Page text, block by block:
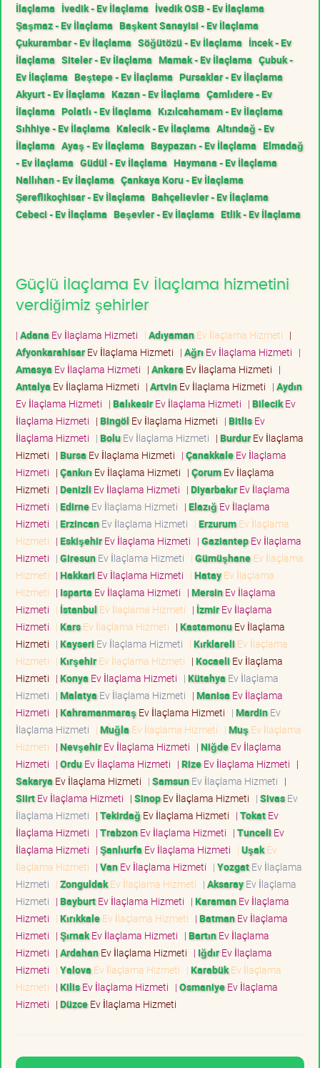
İlaçlama İvedik - Ev İlaçlama İvedik OSB - Ev İlaçlama
Şaşmaz - Ev İlaçlama Başkent Sanayisi - Ev İlaçlama
Çukurambar - Ev İlaçlama Söğütözü - Ev İlaçlama İncek - Ev
İlaçlama Siteler - Ev İlaçlama Mamak - Ev İlaçlama Çubuk -
Ev İlaçlama Beştepe - Ev İlaçlama Pursaklar - Ev İlaçlama
Akyurt - Ev İlaçlama Kazan - Ev İlaçlama Çamlıdere - Ev
İlaçlama Polatlı - Ev İlaçlama Kızılcahamam - Ev İlaçlama
Sıhhiye - Ev İlaçlama Kalecik - Ev İlaçlama Altındağ - Ev
İlaçlama Ayaş - Ev İlaçlama Baypazarı - Ev İlaçlama Elmadağ
- Ev İlaçlama Güdül - Ev İlaçlama Haymana - Ev İlaçlama
Nallıhan - Ev İlaçlama Çankaya Koru - Ev İlaçlama
Şereflikoçhisar - Ev İlaçlama Bahçelievler - Ev İlaçlama
Cebeci - Ev İlaçlama Beşevler - Ev İlaçlama Etlik - Ev İlaçlama
Güçlü İlaçlama Ev İlaçlama hizmetini
verdiğimiz şehirler
| Adana Ev İlaçlama Hizmeti | AdıyamanEv İlaçlama Hizmeti |
AfyonkarahisarEv İlaçlama Hizmeti | Ağrı Ev İlaçlama Hizmeti |
Amasya Ev İlaçlama Hizmeti | Ankara Ev İlaçlama Hizmeti |
Antalya Ev İlaçlama Hizmeti | ArtvinEv İlaçlama Hizmeti | Aydın
Ev İlaçlama Hizmeti | BalıkesirEv İlaçlama Hizmeti | BilecikEv
İlaçlama Hizmeti | Bingöl Ev İlaçlama Hizmeti | BitlisEv
İlaçlama Hizmeti | BoluEv İlaçlama Hizmeti | BurdurEv İlaçlama
Hizmeti | Bursa Ev İlaçlama Hizmeti | ÇanakkaleEv İlaçlama
Hizmeti | Çankırı Ev İlaçlama Hizmeti | ÇorumEv İlaçlama
Hizmeti | Denizli Ev İlaçlama Hizmeti | DiyarbakırEv İlaçlama
Hizmeti | EdirneEv İlaçlama Hizmeti | Elazığ Ev İlaçlama
Hizmeti | ErzincanEv İlaçlama Hizmeti | ErzurumEv İlaçlama
Hizmeti | EskişehirEv İlaçlama Hizmeti | GaziantepEv İlaçlama
Hizmeti | GiresunEv İlaçlama Hizmeti | GümüşhaneEv İlaçlama
Hizmeti | Hakkari Ev İlaçlama Hizmeti | HatayEv İlaçlama
Hizmeti | Isparta Ev İlaçlama Hizmeti | MersinEv İlaçlama
Hizmeti | İstanbul Ev İlaçlama Hizmeti | İzmirEv İlaçlama
Hizmeti | KarsEv İlaçlama Hizmeti | KastamonuEv İlaçlama
Hizmeti | Kayseri Ev İlaçlama Hizmeti | Kırklareli Ev İlaçlama
Hizmeti | KırşehirEv İlaçlama Hizmeti | Kocaeli Ev İlaçlama
Hizmeti | Konya Ev İlaçlama Hizmeti | Kütahya Ev İlaçlama
Hizmeti | Malatya Ev İlaçlama Hizmeti | Manisa Ev İlaçlama
Hizmeti | Kahramanmaraş Ev İlaçlama Hizmeti | MardinEv
İlaçlama Hizmeti | Muğla Ev İlaçlama Hizmeti | Muş Ev İlaçlama
Hizmeti | NevşehirEv İlaçlama Hizmeti | NiğdeEv İlaçlama
Hizmeti | OrduEv İlaçlama Hizmeti | RizeEv İlaçlama Hizmeti |
Sakarya Ev İlaçlama Hizmeti | SamsunEv İlaçlama Hizmeti |
SiirtEv İlaçlama Hizmeti | SinopEv İlaçlama Hizmeti | SivasEv
İlaçlama Hizmeti | Tekirdağ Ev İlaçlama Hizmeti | TokatEv
İlaçlama Hizmeti | TrabzonEv İlaçlama Hizmeti | Tunceli Ev
İlaçlama Hizmeti | Şanlıurfa Ev İlaçlama Hizmeti | UşakEv
İlaçlama Hizmeti | VanEv İlaçlama Hizmeti | YozgatEv İlaçlama
Hizmeti | ZonguldakEv İlaçlama Hizmeti | AksarayEv İlaçlama
Hizmeti | BayburtEv İlaçlama Hizmeti | KaramanEv İlaçlama
Hizmeti | KırıkkaleEv İlaçlama Hizmeti | BatmanEv İlaçlama
Hizmeti | ŞırnakEv İlaçlama Hizmeti | BartınEv İlaçlama
Hizmeti | ArdahanEv İlaçlama Hizmeti | IğdırEv İlaçlama
Hizmeti | Yalova Ev İlaçlama Hizmeti | KarabükEv İlaçlama
Hizmeti | KilisEv İlaçlama Hizmeti | OsmaniyeEv İlaçlama
Hizmeti | DüzceEv İlaçlama Hizmeti